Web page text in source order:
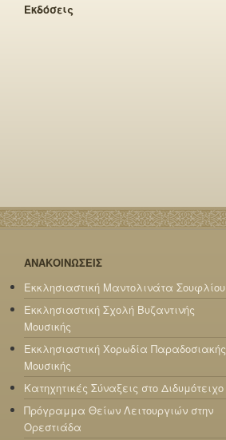
Εκδόσεις
ΑΝΑΚΟΙΝΩΣΕΙΣ
Εκκλησιαστική Μαντολινάτα Σουφλίου
Εκκλησιαστική Σχολή Βυζαντινής
Μουσικής
Εκκλησιαστική Χορωδία Παραδοσιακής
Μουσικής
Κατηχητικές Σύναξεις στο Διδυμότειχο
Πρόγραμμα Θείων Λειτουργιών στην
Ορεστιάδα